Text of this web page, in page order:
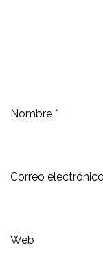
Nombre *
Correo electrónico
Web